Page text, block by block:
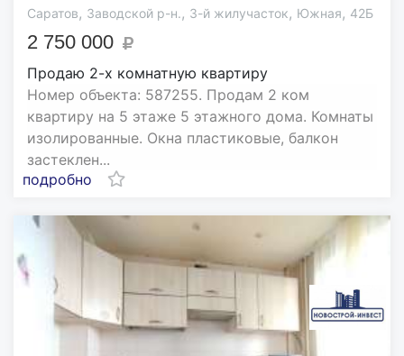
Саратов, Заводской р-н., 3-й жилучасток, Южная, 42Б
2 750 000
Продаю 2-х комнатную квартиру
Номер объекта: 587255. Продам 2 ком
квартиру на 5 этаже 5 этажного дома. Комнаты
изолированные. Окна пластиковые, балкон
застеклен...
подробно